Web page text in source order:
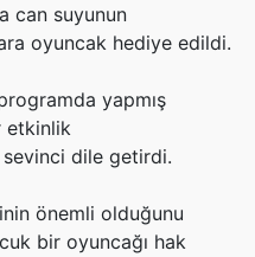
can suyunun
oyuncak hediye edildi.
yapmış
etkinlik
dile getirdi.
önemli olduğunu
bir oyuncağı hak